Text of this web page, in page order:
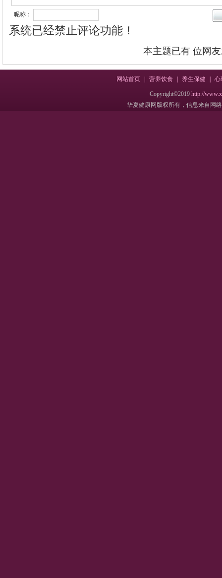
昵称：
系统已经禁止评论功能！
本主题已有 位网
网站首页 营养饮食 养生保健 心
Copyright©2019http://
华夏健康网版权所有，信息来自网